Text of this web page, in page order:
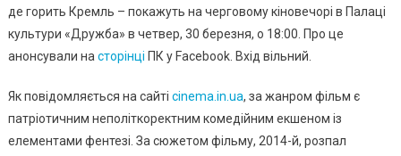
На
де горить Кремль – покажуть на черговому кіновечорі в Палаці
культури «Дружба» в четвер, 30 березня, о 18:00. Про це
анонсували на сторінці ПК у Facebook. Вхід вільний.
Як повідомляється на сайті cinema.in.ua, за жанром фільм є
патріотичним неполіткоректним комедійним екшеном із
елементами фентезі. За сюжетом фільму, 2014-й, розпал